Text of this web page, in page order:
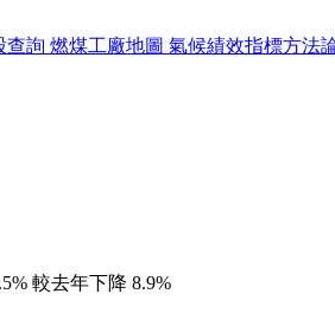
查詢 燃煤工廠地圖 氣候績效指標方法
較去年下降 8.9%